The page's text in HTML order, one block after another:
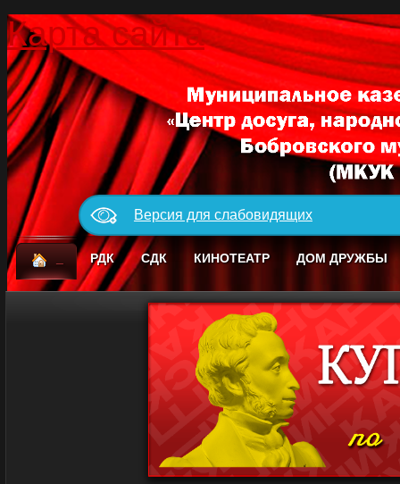
Карта сайта
Версия для слабовидящих
РДК СДК КИНОТЕАТР ДОМ ДРУЖБЫ